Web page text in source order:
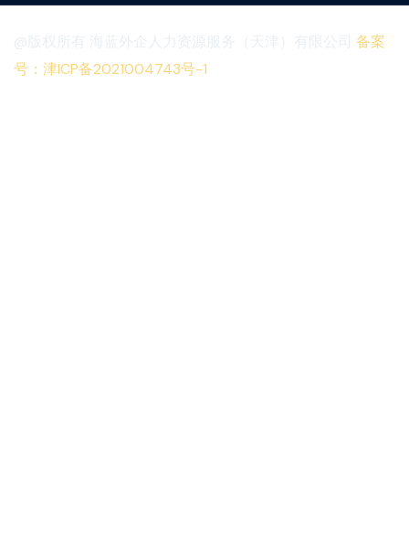
备案
号：津ICP备2021004743号-1